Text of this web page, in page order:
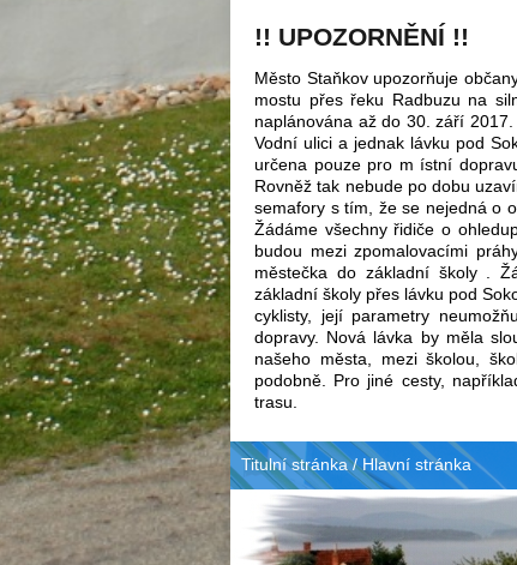
!! UPOZORNĚNÍ !!
Město Staňkov upozorňuje
mostu přes řeku Radbuzu na
naplánována až do 30. září
Vodní ulici a jednak lávku pod
určena pouze pro m ístní
Rovněž tak nebude po dobu
semafory s tím, že se nejedná o
Žádáme všechny řidiče o
budou mezi zpomalovacími
městečka do základní školy .
základní školy přes lávku pod
cyklisty, její parametry
dopravy. Nová lávka by měla
našeho města, mezi školou,
podobně. Pro jiné cesty,
trasu.
Titulní stránka /Hlavní stránka